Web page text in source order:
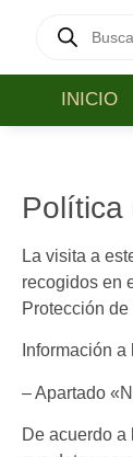
INICIO
Política
La visita a
recogidos en
Protección
Información
– Apartado
De acuerdo